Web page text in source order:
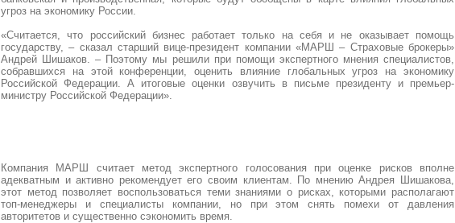
угроз на экономику России.
«Считается, что российский бизнес работает только на себя и не оказывает помощь
государству, – сказал старший вице-президент компании «МАРШ – Страховые брокеры»
Андрей Шишаков. – Поэтому мы решили при помощи экспертного мнения специалистов,
собравшихся на этой конференции, оценить влияние глобальных угроз на экономику
Российской Федерации. А итоговые оценки озвучить в письме президенту и премьер-
министру Российской Федерации».
Компания МАРШ считает метод экспертного голосования при оценке рисков вполне
адекватным и активно рекомендует его своим клиентам. По мнению Андрея Шишакова,
этот метод позволяет воспользоваться теми знаниями о рисках, которыми располагают
топ-менеджеры и специалисты компании, но при этом снять помехи от давления
авторитетов и существенно сэкономить время.